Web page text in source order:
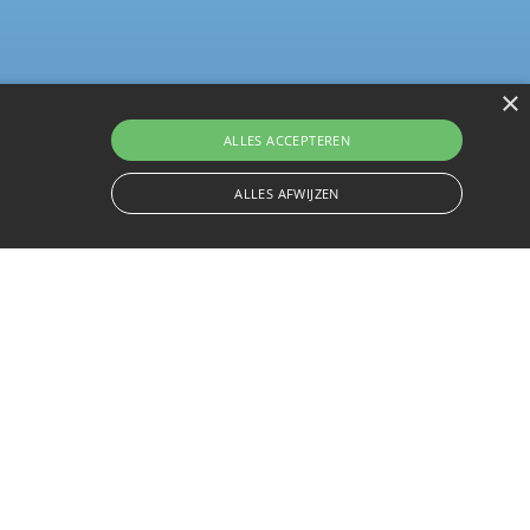
×
ALLES ACCEPTEREN
ALLES AFWIJZEN